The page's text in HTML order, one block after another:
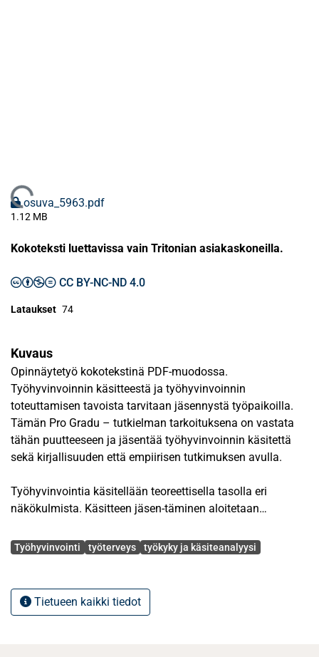
Ladataan...osuva_5963.pdf
1.12 MB
Kokoteksti luettavissa vain Tritonian asiakaskoneilla.
CC BY-NC-ND 4.0
Lataukset 74
Kuvaus
Opinnäytetyö kokotekstinä PDF-muodossa.
Työhyvinvoinnin käsitteestä ja työhyvinvoinnin
toteuttamisen tavoista tarvitaan jäsennystä työpaikoilla.
Tämän Pro Gradu – tutkielman tarkoituksena on vastata
tähän puutteeseen ja jäsentää työhyvinvoinnin käsitettä
sekä kirjallisuuden että empiirisen tutkimuksen avulla.
Työhyvinvointia käsitellään teoreettisella tasolla eri
näkökulmista. Käsitteen jäsen-täminen aloitetaan
muo-dostavat reunaehdot käsitteen tarkastelulle. Tärkeänä
tellaan suhteessa sen lähi- ja vastakäsitteisiin.
Avainsanat
Työhyvinvointi työterveys työkyky ja käsiteanalyysi
Tietueen kaikki tiedot